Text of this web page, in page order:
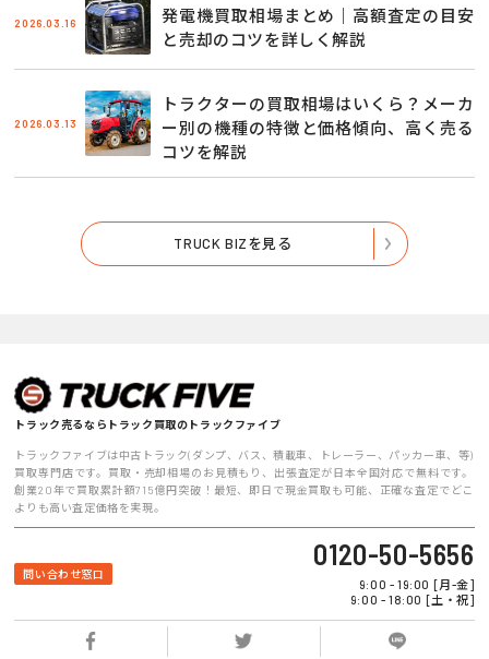
2026.03.16
発電機買取相場まとめ｜高額査定の目安
と売却のコツを詳しく解説
2026.03.13
トラクターの買取相場はいくら？メーカ
ー別の機種の特徴と価格傾向、高く売る
コツを解説
TRUCK BIZを見る
トラック売るならトラック買取のトラックファイブ
トラックファイブは中古トラック(ダンプ、バス、積載車、トレーラー、パッカー車、等)
買取専門店です。買取・売却相場のお見積もり、出張査定が日本全国対応で無料です。
創業20年で買取累計額715億円突破！最短、即日で現金買取も可能、正確な査定でどこ
よりも高い査定価格を実現。
問い合わせ窓口
0120-50-5656
9:00 - 19:00 [月-金]
9:00 - 18:00 [土・祝]